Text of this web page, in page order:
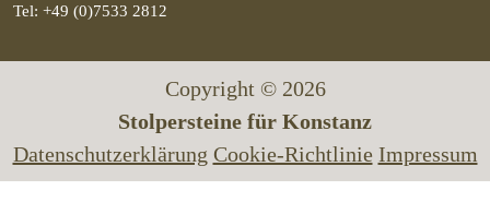
Tel: +49 (0)7533 2812
Copyright © 2026
Stolpersteine für Konstanz
Datenschutzerklärung Cookie-Richtlinie Impressum